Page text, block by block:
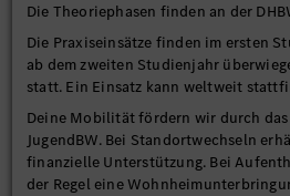
Die Theoriephasen finden an der
Die Praxiseinsätze finden im ersten
ab dem zweiten Studienjahr
statt. Ein Einsatz kann weltweit
Deine Mobilität fördern wir durch
JugendBW. Bei Standortwechseln
finanzielle Unterstützung. Bei
der Regel eine